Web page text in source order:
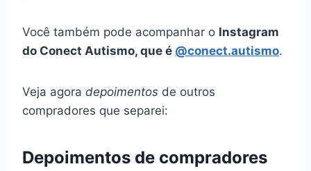
Você também pode acompanhar o Instagram
do Conect Autismo, que é @conect.autismo.
Veja agora depoimentos de outros
compradores que separei:
Depoimentos de compradores